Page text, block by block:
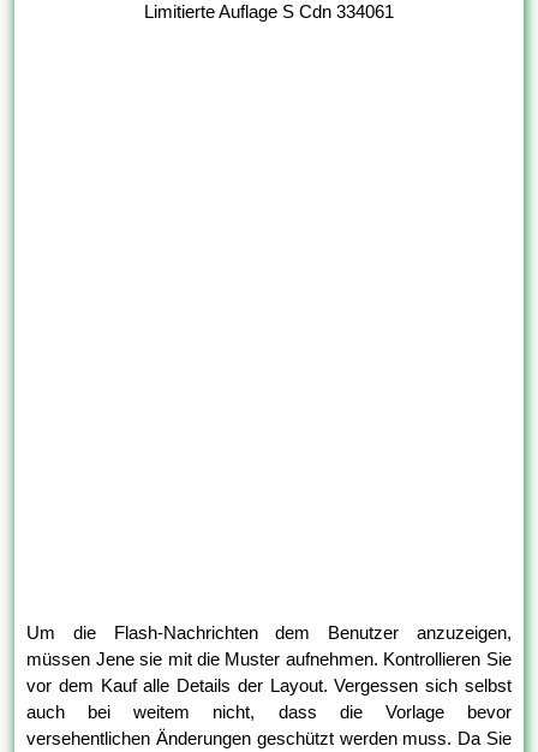
Limitierte Auflage S Cdn 334061
Um die Flash-Nachrichten dem Benutzer anzuzeigen,
müssen Jene sie mit die Muster aufnehmen. Kontrollieren Sie
vor dem Kauf alle Details der Layout. Vergessen sich selbst
auch bei weitem nicht, dass die Vorlage bevor
versehentlichen Änderungen geschützt werden muss. Da Sie